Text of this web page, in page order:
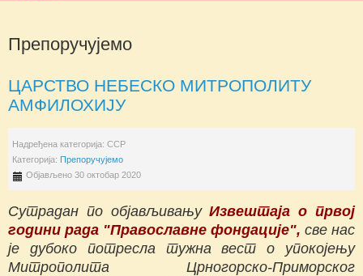
Препоручујемо
ЦАРСТВО НЕБЕСКО МИТРОПОЛИТУ
АМФИЛОХИЈУ
Надређена категорија: ССР
Категорија: Препоручујемо
Објављено 30 октобар 2020
Сутрадан по објављивањуИзвештаја о првој
години рада "Православне фондације", све нас
је дубоко потресла тужна вест о упокојењу
Митрополита Црногорско-Приморског